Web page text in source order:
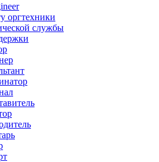
оргтехники
службы